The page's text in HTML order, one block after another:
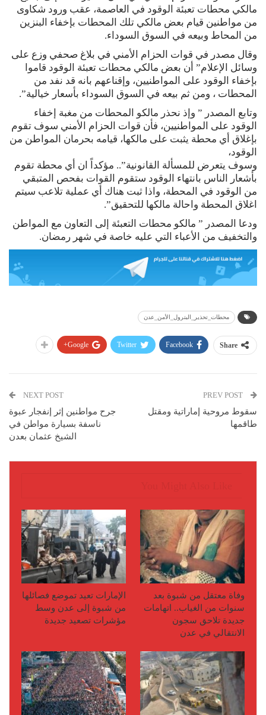
مالكي محطات تعبئة الوقود في العاصمة، عقب ورود شكاوى
من مواطنين قيام بعض مالكي تلك المحطات بإخفاء البنزين
من المحاط وبيعه في السوق السوداء.
وقال مصدر في قوات الحزام الأمني في بلاغ صحفي وزع على
وسائل الإعلام” أن بعض مالكي محطات تعبئة الوقود قاموا
بإخفاء الوقود على المواطنيين، وإقناعهم بانه قد نفد من
المحطات ، ومن ثم بيعه في السوق السوداء بأسعار خيالية”.
وتابع المصدر ” وإذ نحذر مالكو المحطات من مغبة إخفاء
الوقود على المواطنيين، فأن قوات الحزام الأمني سوف تقوم
بإغلاق أي محطة يثبت على مالكها، قيامه بحرمان المواطن من
الوقود،
وسوف يتعرض للمسألة القانونية”.. مؤكداً ان أي محطة تقوم
بأشعار الناس بانتهاء الوقود ستقوم القوات بفحص المتبقي
من الوقود في المحطة، واذا ثبت هناك أي عملية تلاعب سيتم
اغلاق المحطة واحالة مالكها للتحقيق”.
ودعا المصدر ” مالكو محطات التعبئة إلى التعاون مع المواطن
والتخفيف من الأعباء التي عليه خاصة في شهر رمضان.
محطات_تحذير_البترول_الأمن_عدن
Share
Facebook
Twitter
Google+
سقوط مروحية إماراتية ومقتل
طاقمها
NEXT POST
جرح مواطنين إثر إنفجار عبوة
ناسفة بسيارة مواطن في
الشيخ عثمان بعدن
وفاة معتقل من شبوة بعد
سنوات من الغياب.. اتهامات
جديدة تلاحق سجون
الانتقالي في عدن
الإمارات تعيد تموضع فصائلها
من شبوة إلى عدن وسط
مؤشرات تصعيد جديدة